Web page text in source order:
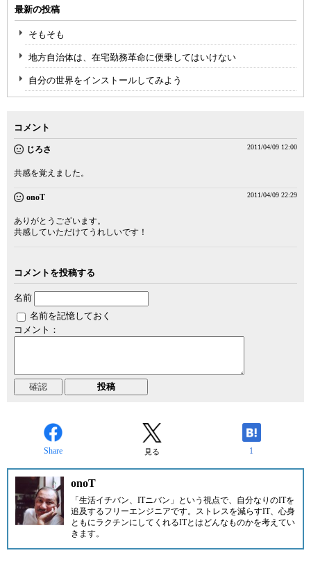
最新の投稿
そもそも
地方自治体は、在宅勤務革命に便乗してはいけない
自分の世界をインストールしてみよう
コメント
じろさ 2011/04/09 12:00
共感を覚えました。
onoT 2011/04/09 22:29
ありがとうございます。
共感していただけてうれしいです！
コメントを投稿する
名前
名前を記憶しておく
コメント：
Share 見る 1
onoT
「生活イチバン、ITニバン」という視点で、自分なりのITを
追及するフリーエンジニアです。ストレスを減らすIT、心身
ともにラクチンにしてくれるITとはどんなものかを考えてい
きます。